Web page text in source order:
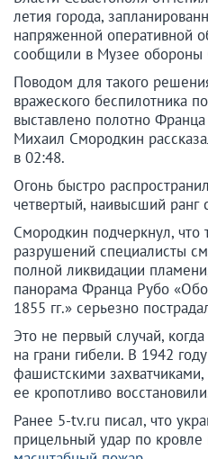
летия города,
напряженной оперативной
сообщили в Музее обороны
Поводом для такого
вражеского беспилотника
выставлено полотно
Михаил Смородкин
в 02:48.
Огонь быстро
четвертый, наивысший ранг
Смородкин подчеркнул, что
разрушений специалисты
полной ликвидации
панорама Франца Рубо
1855 гг.» серьезно
Это не первый случай,
на грани гибели. В 1942
фашистскими захватчиками,
ее кропотливо
Ранее 5-tv.ru писал, что
прицельный удар по